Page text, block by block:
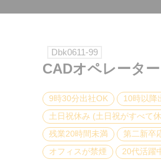
Dbk0611-99
CADオペレータ
9時30分出社OK 10時以降
土日祝休み (土日祝がすべて
残業20時間未満
第二新卒
オフィスが禁煙
20代活躍